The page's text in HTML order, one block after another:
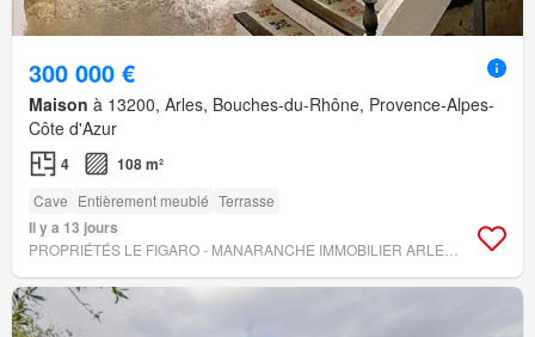
300 000 €
Maison à 13200, Arles, Bouches-du-Rhône, Provence-Alpes-
Côte d'Azur
4 108 m²
Cave Entièrement meublé Terrasse
Il y a 13 jours